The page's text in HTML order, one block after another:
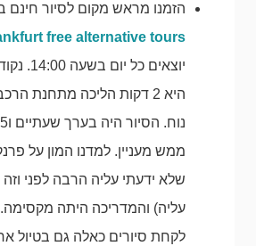
הזמנו מראש מקום לסיור חינם
free alternative tours
יוצאים
היא 2 דקות הליכה מתחנת
ממש מעניין. למדנו המון על
שלא ידעתי עליה הרבה לפני
עליה) והמדריכה היתה
לקחת סיורים כאלה גם בטיול